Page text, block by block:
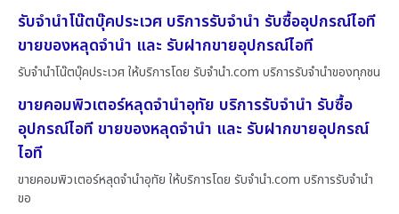
รับจำนำโน๊ตบุ๊คประเวศ บริการรับจำนำ รับซื้ออุปกรณ์ไอที
ขายของหลุดจำนำ และ รับฝากขายอุปกรณ์ไอที
รับจำนำโน๊ตบุ๊คประเวศ ให้บริการโดย รับจํานํา.com บริการรับจำนำของทุกชน
ขายคอมพิวเตอร์หลุดจำนำอุทัย บริการรับจำนำ รับซื้อ
อุปกรณ์ไอที ขายของหลุดจำนำ และ รับฝากขายอุปกรณ์
ไอที
ขายคอมพิวเตอร์หลุดจำนำอุทัย ให้บริการโดย รับจํานํา.com บริการรับจำนำ
ขอ